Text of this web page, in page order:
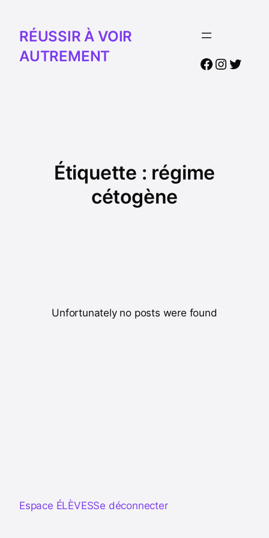
RÉUSSIR À VOIR
AUTREMENT
Facebook
Étiquette : régime
cétogène
Unfortunately no posts were found
Espace ÉLÈVESSe déconnecter